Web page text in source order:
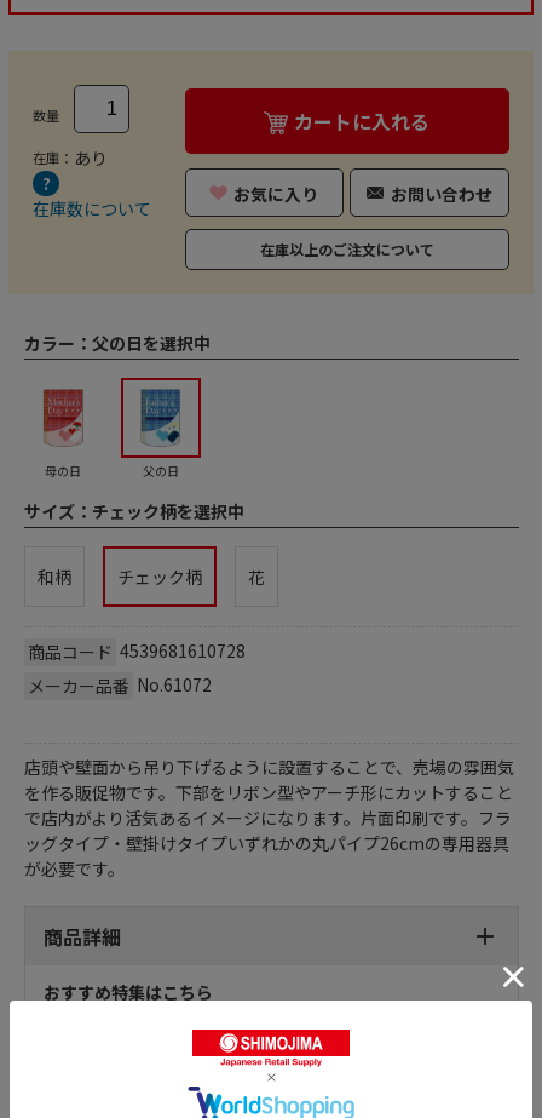
数量
在庫： あり
在庫数について
カートに入れる
お気に入り お問い合わせ
在庫以上のご注文について
カラー： 父の日を選択中
母の日 父の日
サイズ： チェック柄を選択中
和柄 チェック柄 花
商品コード 4539681610728
メーカー品番 No.61072
店頭や壁面から吊り下げるように設置することで、売場の雰囲気
を作る販促物です。下部をリボン型やアーチ形にカットすること
で店内がより活気あるイメージになります。片面印刷です。フラ
ッグタイプ・壁掛けタイプいずれかの丸パイプ26cmの専用器具
が必要です。
商品詳細
おすすめ特集はこちら